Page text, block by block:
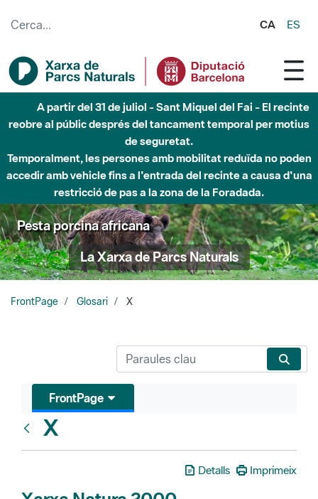
CA ES
A partir del 31 de juliol - Sant Miquel del Fai - El recinte
reobre al públic després del tancament temporal per motius
de seguretat.
Temporalment, les persones amb mobilitat reduïda no poden
accedir amb vehicle fins a l'entrada del recinte a causa d'una
restricció de pas a la zona de la Foradada.
Pesta porcina africana
La Xarxa de Parcs Naturals
FrontPage Glosari X
FrontPage
X
Detalls Imprimeix